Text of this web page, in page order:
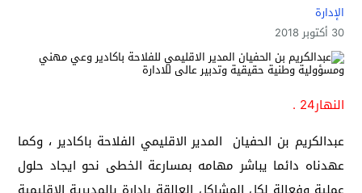
الإدارة
30 أكتوبر 2018
النهار24 .
عبدالكريم بن الحفيان المدير الاقليمي الفلاحة باكادير ، وكما
عهدناه دائما يباشر مهامه بمسارعة الخطى نحو ايجاد حلول